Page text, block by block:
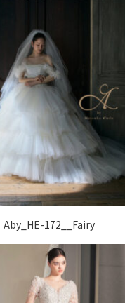
Aby_HE-172__Fairy